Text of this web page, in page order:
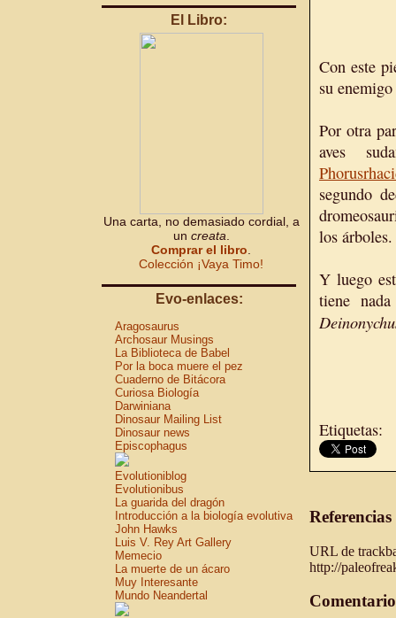
El Libro:
Una carta, no demasiado cordial, a
un creata
Comprar el libro
Colección ¡Vaya Timo!
Evo-enlaces:
Aragosaurus
Archosaur Musings
La Biblioteca de Babel
Por la boca muere el pez
Cuaderno de Bitácora
Curiosa Biología
Darwiniana
Dinosaur Mailing List
Dinosaur news
Episcophagus
Evolutioniblog
Evolutionibus
La guarida del dragón
Introducción a la biología evolutiva
John Hawks
Luis V. Rey Art Gallery
Memecio
La muerte de un ácaro
Muy Interesante
Mundo Neandertal
Con este
su
Por otra
aves
segundo
los árboles.
Y luego
tiene
Etiquetas:
URL de
http://